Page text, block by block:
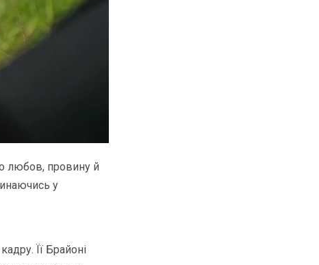
любов, провину й
у
Її Брайоні